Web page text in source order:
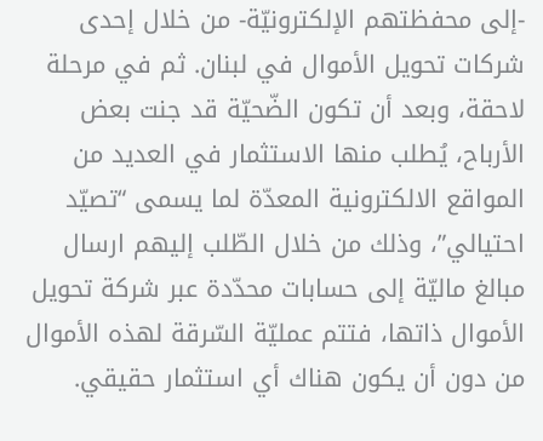
-إلى محفظتهم الإلكترونيّة- من خلال إحدى
شركات تحويل الأموال في لبنان. ثم في مرحلة
لاحقة، وبعد أن تكون الضّحيّة قد جنت بعض
الأرباح، يُطلب منها الاستثمار في العديد من
المواقع الالكترونية المعدّة لما يسمى “تصيّد
احتيالي”، وذلك من خلال الطّلب إليهم ارسال
مبالغ ماليّة إلى حسابات محدّدة عبر شركة تحويل
الأموال ذاتها، فتتم عمليّة السّرقة لهذه الأموال
من دون أن يكون هناك أي استثمار حقيقي.